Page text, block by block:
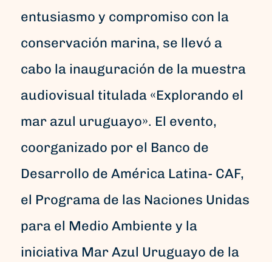
entusiasmo y compromiso con la
conservación marina, se llevó a
cabo la inauguración de la muestra
audiovisual titulada «Explorando el
mar azul uruguayo». El evento,
coorganizado por el Banco de
Desarrollo de América Latina- CAF,
el Programa de las Naciones Unidas
para el Medio Ambiente y la
iniciativa Mar Azul Uruguayo de la